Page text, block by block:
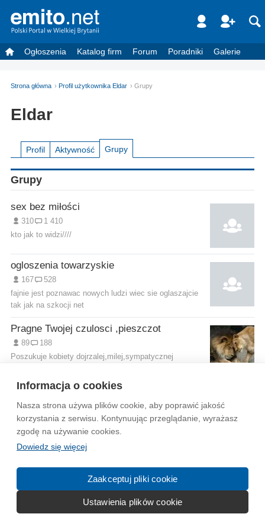
Informacja o cookies
Nasza strona używa plików cookie, aby poprawić jakość
korzystania z serwisu. Kontynuując przeglądanie, wyrażasz
zgodę na używanie cookies.
Dowiedz się więcej
Zaakceptuj pliki cookie
Ustawienia plików cookie
Ogłoszenia Katalog firm Forum Poradniki Galerie
Strona główna Profil użytkownika Eldar Grupy
Eldar
Profil Aktywność Grupy
Grupy
sex bez miłości
310
1 410
kto jak to widzi////
ogloszenia towarzyskie
167
528
fajnie jest poznawac nowych ludzi wiec sie oglaszajcie
tak jak na szkocji net
Pragne Twojej czulosci ,pieszczot
89
188
Poszukuje kobiety dojrzalej,milej,sympatycznej
Reklama Kontakt Information in English